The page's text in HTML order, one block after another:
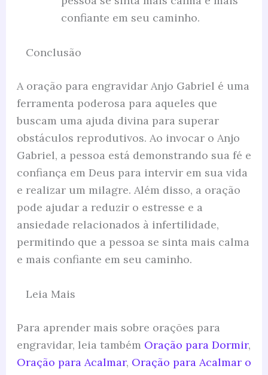
confiante em seu caminho.
Conclusão
A oração para engravidar Anjo Gabriel é uma
ferramenta poderosa para aqueles que
buscam uma ajuda divina para superar
obstáculos reprodutivos. Ao invocar o Anjo
Gabriel, a pessoa está demonstrando sua fé e
confiança em Deus para intervir em sua vida
e realizar um milagre. Além disso, a oração
pode ajudar a reduzir o estresse e a
ansiedade relacionados à infertilidade,
permitindo que a pessoa se sinta mais calma
e mais confiante em seu caminho.
Leia Mais
Para aprender mais sobre orações para
engravidar, leia também Oração para Dormir,
Oração para Acalmar, Oração para Acalmar o